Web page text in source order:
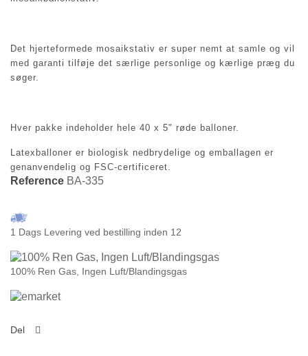
Det hjerteformede mosaikstativ er super nemt at samle og vil
med garanti tilføje det særlige personlige og kærlige præg du
søger.
Hver pakke indeholder hele 40 x 5" røde balloner.
Latexballoner er biologisk nedbrydelige og emballagen er
genanvendelig og FSC-certificeret.
Reference BA-335
1 Dags Levering ved bestilling inden 12
100% Ren Gas, Ingen Luft/Blandingsgas
Del